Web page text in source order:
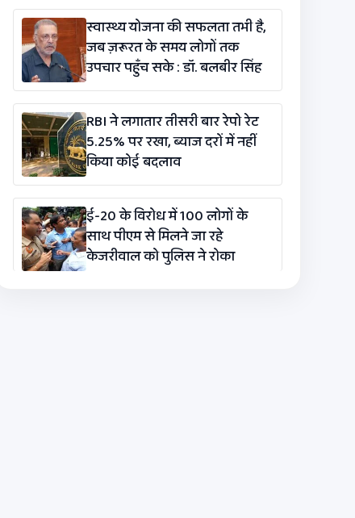
स्वास्थ्य योजना की सफलता तभी है,
जब ज़रूरत के समय लोगों तक
उपचार पहुँच सके : डॉ. बलबीर सिंह
RBI ने लगातार तीसरी बार रेपो रेट
5.25% पर रखा, ब्याज दरों में नहीं
किया कोई बदलाव
ई-20 के विरोध में 100 लोगों के
साथ पीएम से मिलने जा रहे
केजरीवाल को पुलिस ने रोका